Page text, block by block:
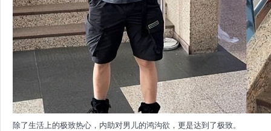
除了生活上的极致热心，内助对男儿的鸿沟欲，更是达到了极致。